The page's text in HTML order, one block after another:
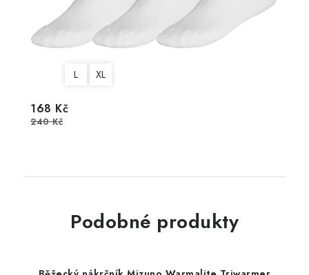
L XL
168 Kč
240 Kč
Podobné produkty